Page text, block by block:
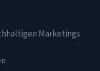
Marketings